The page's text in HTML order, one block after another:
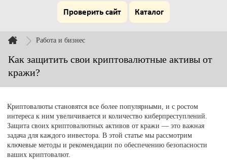
Проверить сайт Каталог
Работа и бизнес
Как защитить свои криптовалютные активы от
кражи?
Криптовалюты становятся все более популярными, и с ростом
интереса к ним увеличивается и количество киберпреступлений.
Защита своих криптовалютных активов от кражи — это важная
задача для каждого инвестора. В этой статье мы рассмотрим
ключевые методы и рекомендации по обеспечению безопасности
ваших криптовалют.